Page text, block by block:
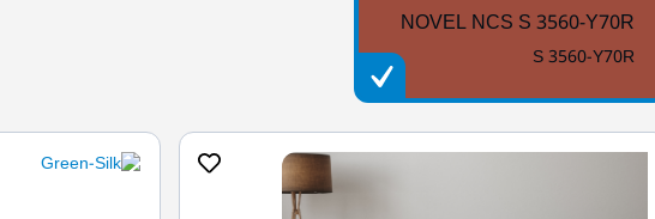
NOVEL NCS S 3560-Y70R
S 3560-Y70R